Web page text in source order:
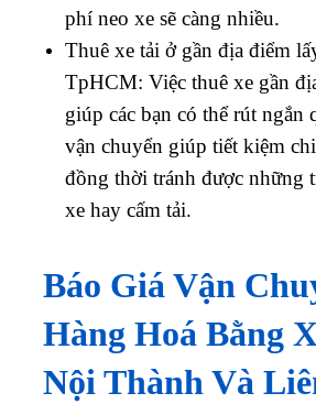
phí neo xe sẽ càng nhiều.
Thuê xe tải ở gần địa điểm
TpHCM: Việc thuê xe gần
giúp các bạn có thể rút ngắn
vận chuyển giúp tiết kiệm
đồng thời tránh được những
xe hay cấm tải.
Báo Giá Vận
Hàng Hoá Bằng
Nội Thành Và